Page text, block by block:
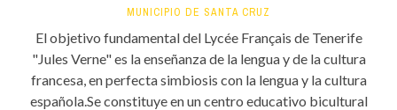
MUNICIPIO DE SANTA CRUZ
El objetivo fundamental del Lycée Français de Tenerife
"Jules Verne" es la enseñanza de la lengua y de la cultura
francesa, en perfecta simbiosis con la lengua y la cultura
española.Se constituye en un centro educativo bicultural